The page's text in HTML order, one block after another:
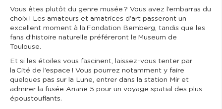
Vous êtes plutôt du genre musée ? Vous avez l’embarras du
choix ! Les amateurs et amatrices d’art passeront un
excellent moment à la Fondation Bemberg, tandis que les
fans d’histoire naturelle préféreront le Museum de
Toulouse.
Et si les étoiles vous fascinent, laissez-vous tenter par
la Cité de l’espace ! Vous pourrez notamment y faire
quelques pas sur la Lune, entrer dans la station Mir et
admirer la fusée Ariane 5 pour un voyage spatial des plus
époustouflants.